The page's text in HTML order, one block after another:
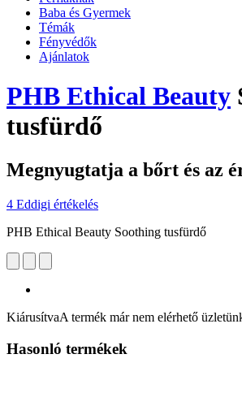
Baba és Gyermek
Témák
Fényvédők
Ajánlatok
PHB Ethical Beauty
tusfürdő
Megnyugtatja a bőrt és az
4 Eddigi értékelés
PHB Ethical Beauty Soothing tusfürdő
KiárusítvaA termék már nem elérhető
Hasonló termékek